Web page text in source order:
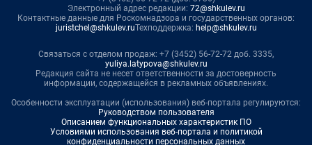
Электронный адрес редакции: 72@shkulev.ru
Контактные данные для Роскомнадзора и государственных органов:
juristchel@shkulev.ruТехподдержка: help@shkulev.ru
Связаться с отделом продаж: +7 (3452) 56-72-72 доб. 3335,
yuliya.latypova@shkulev.ru
Редакция сайта не несет ответственности за достоверность
информации, содержащейся в рекламных объявлениях.
Особенности эксплуатации (использования) веб-портала регулируются:
Руководством пользователя
Описанием функциональных характеристик ПО
Условиями использования веб-портала и политикой
конфиденциальности персональных данных